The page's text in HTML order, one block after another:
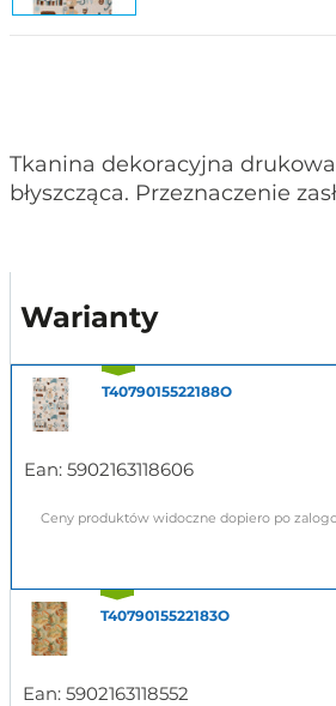
Tkanina dekoracyjna
błyszcząca. Przeznaczenie
Warianty
T4079015522188O
Ean: 5902163118606
Ceny produktów widoczne dopiero po
T4079015522183O
Ean: 5902163118552